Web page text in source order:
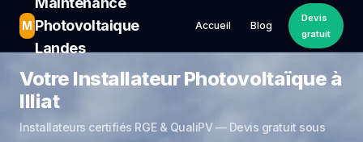
M Photovoltaique
Landes
Accueil Blog
Devis
gratuit
Votre Installateur Photovoltaïque à
Illiat
Installateurs certifiés RGE & QualiPV — Devis gratuit sous